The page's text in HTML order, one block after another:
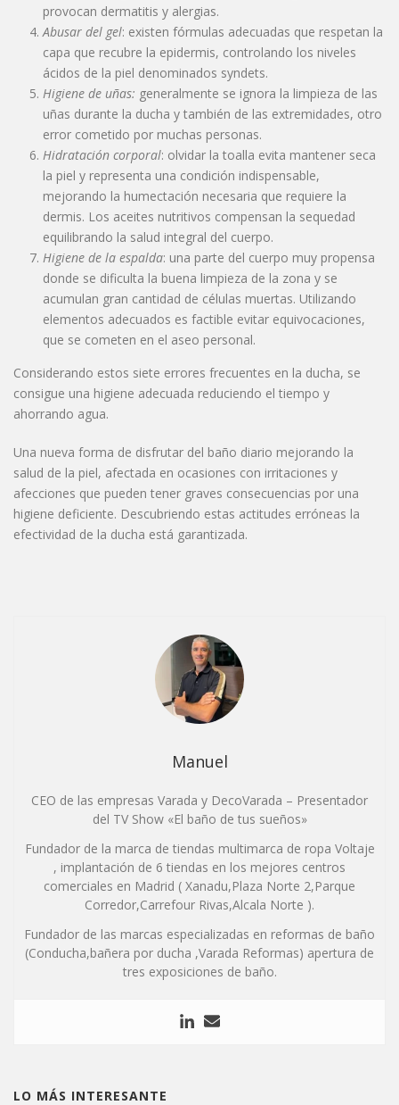
provocan dermatitis y alergias.
Abusar del gel: existen fórmulas adecuadas que respetan la
capa que recubre la epidermis, controlando los niveles
ácidos de la piel denominados syndets.
Higiene de uñas: generalmente se ignora la limpieza de las
uñas durante la ducha y también de las extremidades, otro
error cometido por muchas personas.
Hidratación corporal: olvidar la toalla evita mantener seca
la piel y representa una condición indispensable,
mejorando la humectación necesaria que requiere la
dermis. Los aceites nutritivos compensan la sequedad
equilibrando la salud integral del cuerpo.
Higiene de la espalda: una parte del cuerpo muy propensa
donde se dificulta la buena limpieza de la zona y se
acumulan gran cantidad de células muertas. Utilizando
elementos adecuados es factible evitar equivocaciones,
que se cometen en el aseo personal.
Considerando estos siete errores frecuentes en la ducha, se
consigue una higiene adecuada reduciendo el tiempo y
ahorrando agua.
Una nueva forma de disfrutar del baño diario mejorando la
salud de la piel, afectada en ocasiones con irritaciones y
afecciones que pueden tener graves consecuencias por una
higiene deficiente. Descubriendo estas actitudes erróneas la
efectividad de la ducha está garantizada.
Manuel
CEO de las empresas Varada y DecoVarada – Presentador
del TV Show «El baño de tus sueños»
Fundador de la marca de tiendas multimarca de ropa Voltaje
, implantación de 6 tiendas en los mejores centros
comerciales en Madrid ( Xanadu,Plaza Norte 2,Parque
Corredor,Carrefour Rivas,Alcala Norte ).
Fundador de las marcas especializadas en reformas de baño
(Conducha,bañera por ducha ,Varada Reformas) apertura de
tres exposiciones de baño.
LO MÁS INTERESANTE